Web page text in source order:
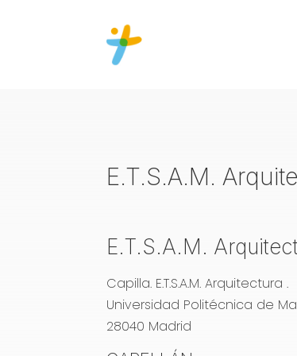
E.T.S.A.M.
E.T.S.A.M.
Capilla. E.T.S.A.M. Arquitectura .
Universidad Politécnica de
28040 Madrid